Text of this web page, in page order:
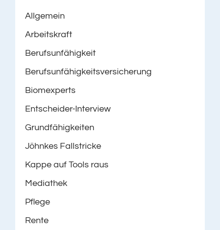
Allgemein
Arbeitskraft
Berufsunfähigkeit
Berufsunfähigkeitsversicherung
Biomexperts
Entscheider-Interview
Grundfähigkeiten
Jöhnkes Fallstricke
Kappe auf Tools raus
Mediathek
Pflege
Rente